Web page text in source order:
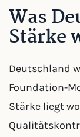
Was
Stärke
Deutschland
Foundation-
Stärke liegt